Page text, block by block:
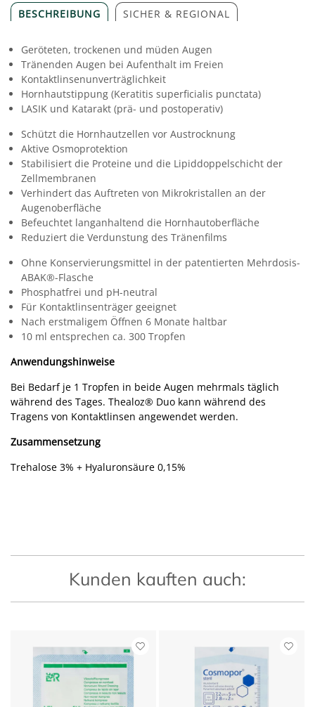
BESCHREIBUNG SICHER & REGIONAL
Geröteten, trockenen und müden Augen
Tränenden Augen bei Aufenthalt im Freien
Kontaktlinsenunverträglichkeit
Hornhautstippung (Keratitis superficialis punctata)
LASIK und Katarakt (prä- und postoperativ)
Schützt die Hornhautzellen vor Austrocknung
Aktive Osmoprotektion
Stabilisiert die Proteine und die Lipiddoppelschicht der
Zellmembranen
Verhindert das Auftreten von Mikrokristallen an der
Augenoberfläche
Befeuchtet langanhaltend die Hornhautoberfläche
Reduziert die Verdunstung des Tränenfilms
Ohne Konservierungsmittel in der patentierten Mehrdosis-
ABAK®-Flasche
Phosphatfrei und pH-neutral
Für Kontaktlinsenträger geeignet
Nach erstmaligem Öffnen 6 Monate haltbar
10 ml entsprechen ca. 300 Tropfen
Anwendungshinweise
Bei Bedarf je 1 Tropfen in beide Augen mehrmals täglich
während des Tages. Thealoz® Duo kann während des
Tragens von Kontaktlinsen angewendet werden.
Zusammensetzung
Trehalose 3% + Hyaluronsäure 0,15%
Kunden kauften auch: